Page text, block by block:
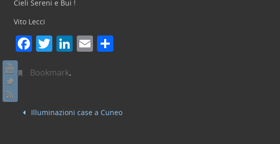
Cieli Sereni e Bui !
Vito Lecci
F
c
b
T
itt
Li
dI
E
vi
Bookmark.
Illuminazioni case a Cuneo